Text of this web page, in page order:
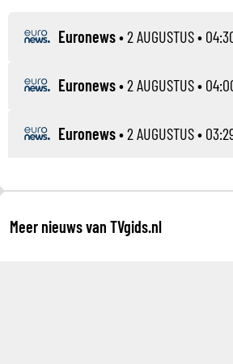
Euronews•2 AUGUSTUS•
Euronews•2 AUGUSTUS•
Euronews•2 AUGUSTUS•
Meer nieuws van TVgids.nl